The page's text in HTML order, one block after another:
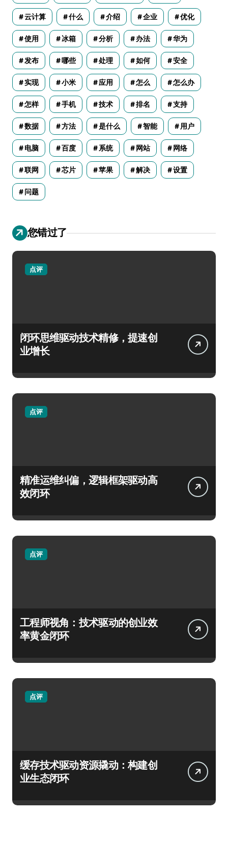
云计算 什么 介绍 企业 优化
使用 冰箱 分析 办法 华为
发布 哪些 处理 如何 安全
实现 小米 应用 怎么 怎么办
怎样 手机 技术 排名 支持
数据 方法 是什么 智能 用户
电脑 百度 系统 网站 网络
联网 芯片 苹果 解决 设置
问题
您错过了
点评
闭环思维驱动技术精修，提速创
业增长
点评
精准运维纠偏，逻辑框架驱动高
效闭环
点评
工程师视角：技术驱动的创业效
率黄金闭环
点评
缓存技术驱动资源撬动：构建创
业生态闭环